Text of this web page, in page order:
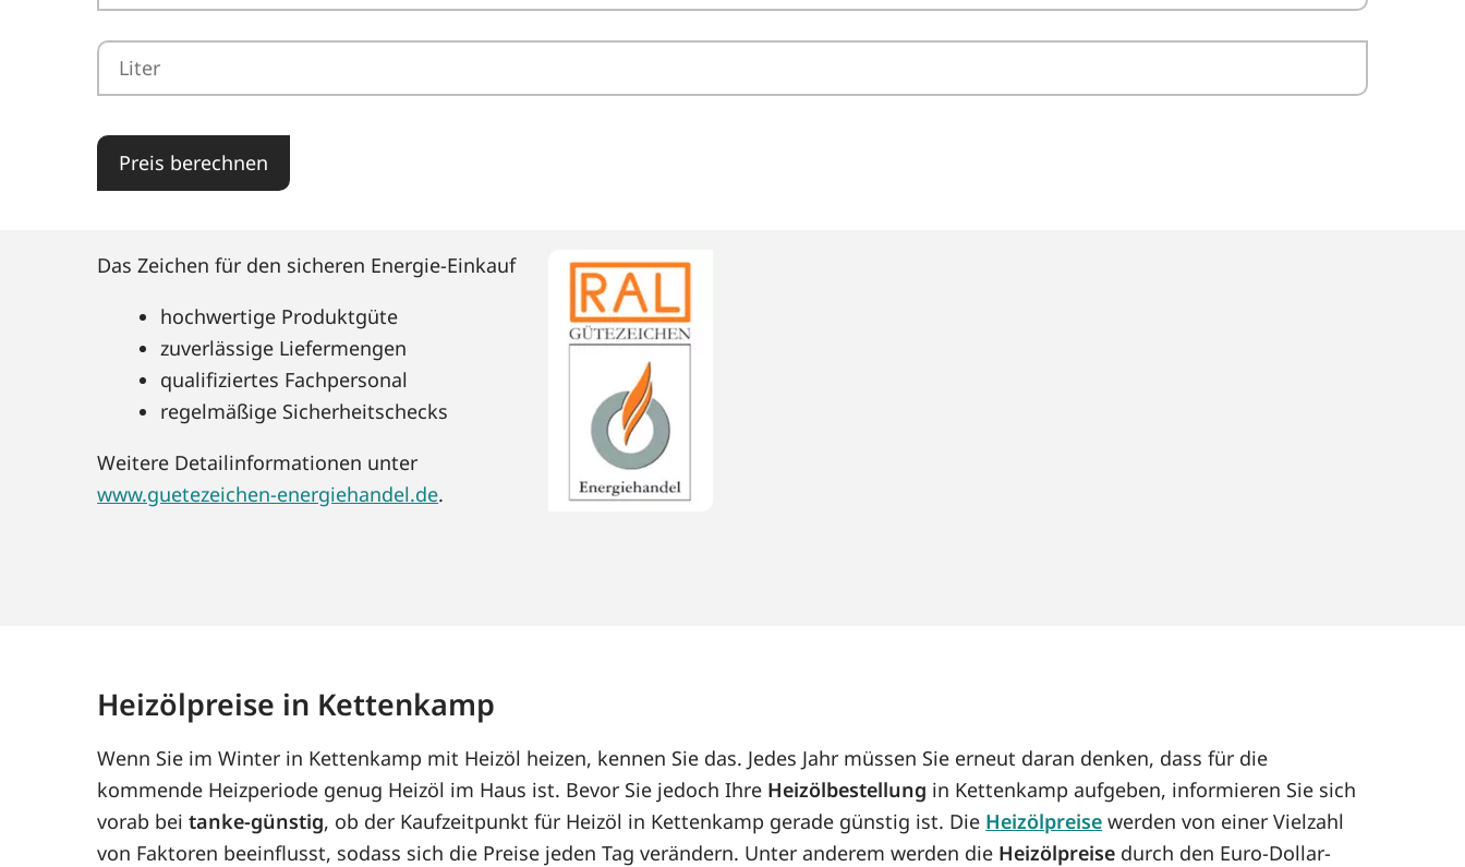
Preis berechnen
Das Zeichen für den sicheren Energie-Einkauf
hochwertige Produktgüte
zuverlässige Liefermengen
qualifiziertes Fachpersonal
regelmäßige Sicherheitschecks
Weitere Detailinformationen unter
www.guetezeichen-energiehandel.de.
Heizölpreise in Kettenkamp
Wenn Sie im Winter in Kettenkamp mit Heizöl heizen, kennen Sie das. Jedes Jahr müssen Sie erneut daran denken, dass für die
kommende Heizperiode genug Heizöl im Haus ist. Bevor Sie jedoch Ihre Heizölbestellung in Kettenkamp aufgeben, informieren Sie sich
vorab beitanke-günstig, ob der Kaufzeitpunkt für Heizöl in Kettenkamp gerade günstig ist. Die Heizölpreise werden von einer Vielzahl
von Faktoren beeinflusst, sodass sich die Preise jeden Tag verändern. Unter anderem werden die Heizölpreise durch den Euro-Dollar-